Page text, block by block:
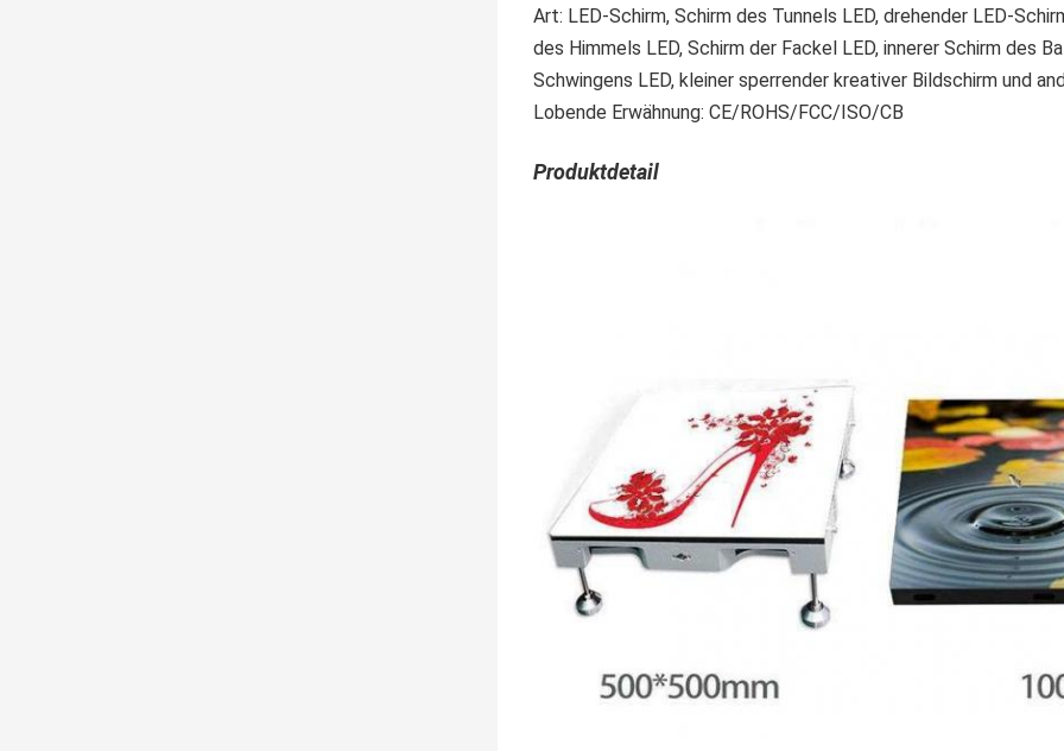
Art: LED-Schirm, Schirm des Tunnels LED, drehender LED-
des Himmels LED, Schirm der Fackel LED, innerer Schirm des
Schwingens LED, kleiner sperrender kreativer Bildschirm und
Lobende Erwähnung: CE/ROHS/FCC/ISO/CB
Produktdetail